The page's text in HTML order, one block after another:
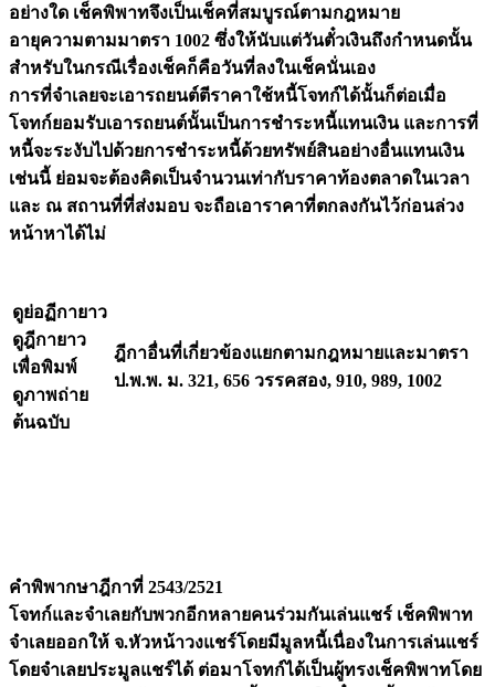
อย่างใด เช็คพิพาทจึงเป็นเช็คที่สมบูรณ์ตามกฎหมาย
อายุความตามมาตรา 1002 ซึ่งให้นับแต่วันตั๋วเงินถึงกำหนดนั้น
สำหรับในกรณีเรื่องเช็คก็คือวันที่ลงในเช็คนั่นเอง
การที่จำเลยจะเอารถยนต์ตีราคาใช้หนี้โจทก์ได้นั้นก็ต่อเมื่อ
โจทก์ยอมรับเอารถยนต์นั้นเป็นการชำระหนี้แทนเงิน และการที่
หนี้จะระงับไปด้วยการชำระหนี้ด้วยทรัพย์สินอย่างอื่นแทนเงิน
เช่นนี้ ย่อมจะต้องคิดเป็นจำนวนเท่ากับราคาท้องตลาดในเวลา
และ ณ สถานที่ที่ส่งมอบ จะถือเอาราคาที่ตกลงกันไว้ก่อนล่วง
หน้าหาได้ไม่
ดูย่อฏีกายาว
ดูฎีกายาว
เพื่อพิมพ์
ดูภาพถ่าย
ต้นฉบับ
ฎีกาอื่นที่เกี่ยวข้องแยกตามกฎหมายและมาตรา
ป.พ.พ. ม. 321, 656 วรรคสอง, 910, 989, 1002
คำพิพากษาฎีกาที่ 2543/2521
โจทก์และจำเลยกับพวกอีกหลายคนร่วมกันเล่นแชร์ เช็คพิพาท
จำเลยออกให้ จ.หัวหน้าวงแชร์โดยมีมูลหนี้เนื่องในการเล่นแชร์
โดยจำเลยประมูลแชร์ได้ ต่อมาโจทก์ได้เป็นผู้ทรงเช็คพิพาทโดย